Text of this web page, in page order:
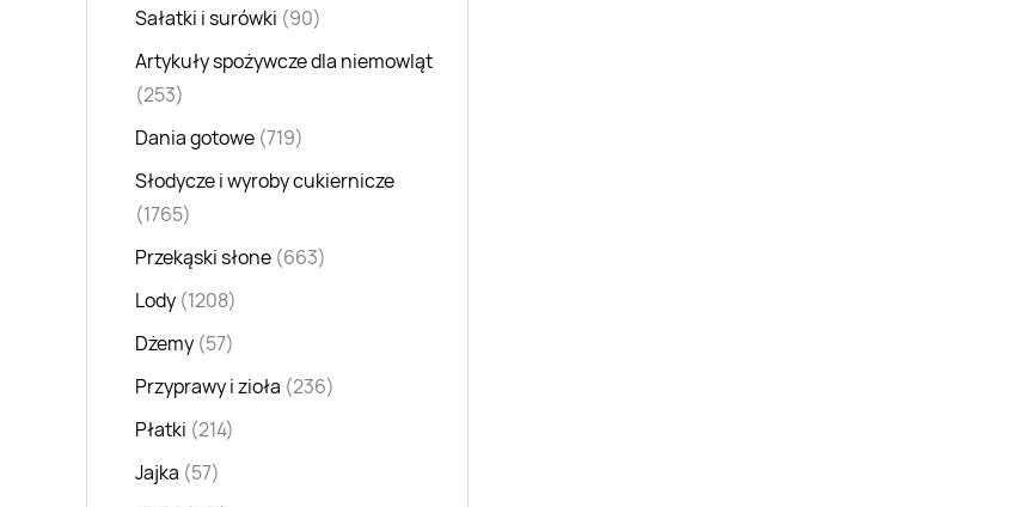
Sałatki i surówki (90)
Artykuły spożywcze dla niemowląt
(253)
Dania gotowe (719)
Słodycze i wyroby cukiernicze
(1765)
Przekąski słone (663)
Lody (1208)
Dżemy (57)
Przyprawy i zioła (236)
Płatki (214)
Jajka (57)